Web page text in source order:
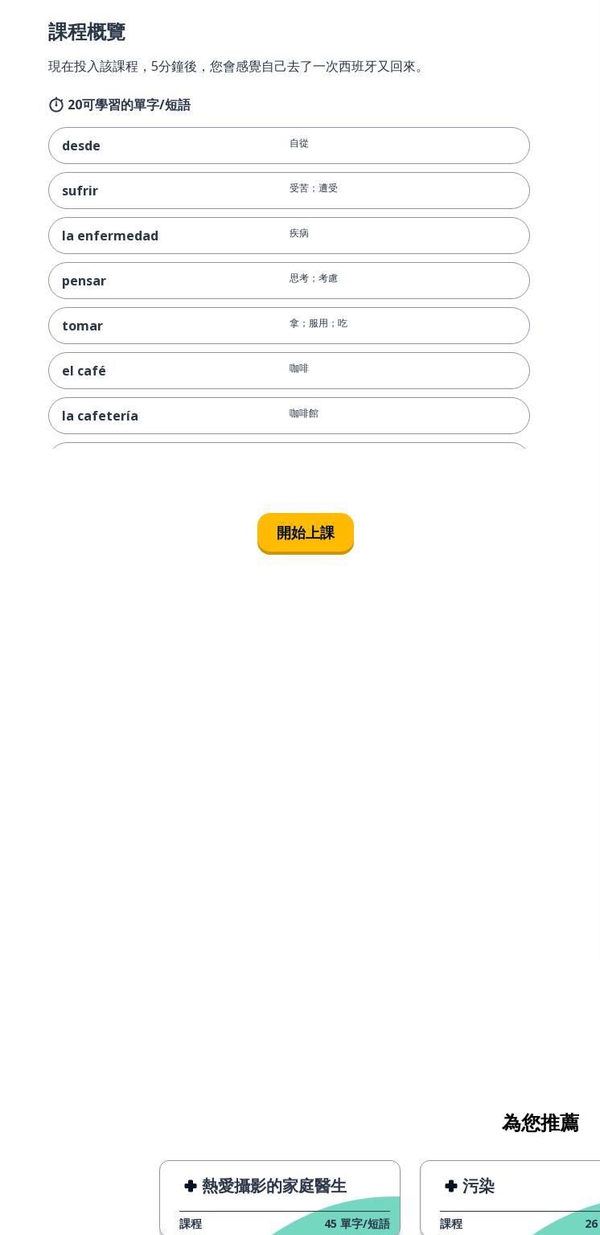
課程概覽
現在投入該課程，5分鐘後，您會感覺自己去了一次西班牙又回來。
20可學習的單字/短語
desde 自從
sufrir 受苦；遭受
la enfermedad 疾病
pensar 思考；考慮
tomar 拿；服用；吃
el café 咖啡
la cafetería 咖啡館
開始上課
為您推薦
熱愛攝影的家庭醫生
課程 45 單字/短語
污染
課程 26